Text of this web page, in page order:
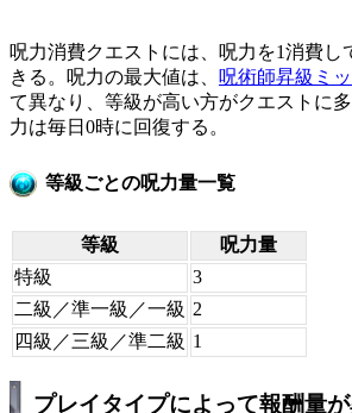
呪力消費クエストには、呪力を1消費し
きる。呪力の最大値は、 呪術師昇級ミ
て異なり、等級が高い方がクエストに
力は毎日0時に回復する。
等級ごとの呪力量一覧
等級
呪力量
特級
3
二級／準一級／一級 2
四級／三級／準二級 1
プレイタイプによって報酬量